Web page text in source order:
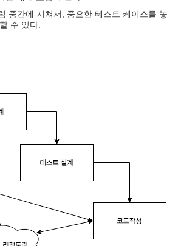
중간에 지쳐서, 중요한 테스트 케이스를 놓
수 있다.